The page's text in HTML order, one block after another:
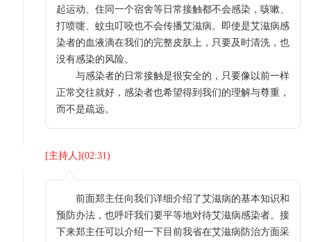
起运动、住同一个宿舍等日常接触都不会感染，咳嗽、
打喷嚏、蚊虫叮咬也不会传播艾滋病。即使是艾滋病感
染者的血液滴在我们的完整皮肤上，只要及时清洗，也
没有感染的风险。
与感染者的日常接触是很安全的，只要像以前一样
正常交往就好，感染者也希望得到我们的理解与尊重，
而不是疏远。
[主持人](02:31)
前面郑主任向我们详细介绍了艾滋病的基本知识和
预防办法，也呼吁我们要平等地对待艾滋病感染者。接
下来郑主任可以介绍一下目前我省在艾滋病防治方面采